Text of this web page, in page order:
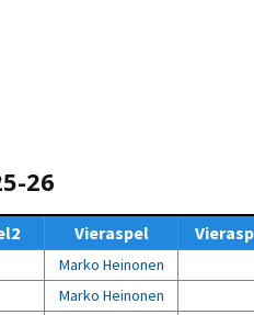
ja
tasa-arvo
osallisuuden
26
Vieraspel
Marko Heinonen
Marko Heinonen